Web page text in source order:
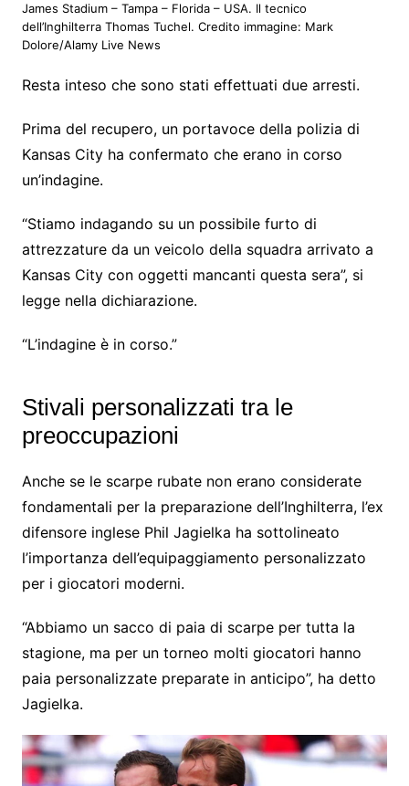
James Stadium – Tampa – Florida – USA. Il tecnico
dell’Inghilterra Thomas Tuchel. Credito immagine: Mark
Dolore/Alamy Live News
Resta inteso che sono stati effettuati due arresti.
Prima del recupero, un portavoce della polizia di
Kansas City ha confermato che erano in corso
un’indagine.
“Stiamo indagando su un possibile furto di
attrezzature da un veicolo della squadra arrivato a
Kansas City con oggetti mancanti questa sera”, si
legge nella dichiarazione.
“L’indagine è in corso.”
Stivali personalizzati tra le
preoccupazioni
Anche se le scarpe rubate non erano considerate
fondamentali per la preparazione dell’Inghilterra, l’ex
difensore inglese Phil Jagielka ha sottolineato
l’importanza dell’equipaggiamento personalizzato
per i giocatori moderni.
“Abbiamo un sacco di paia di scarpe per tutta la
stagione, ma per un torneo molti giocatori hanno
paia personalizzate preparate in anticipo”, ha detto
Jagielka.